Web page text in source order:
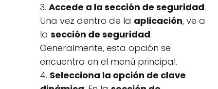
3. Accede a la sección de seguridad:
Una vez dentro de la aplicación, ve a
la sección de seguridad.
Generalmente, esta opción se
encuentra en el menú principal.
4. Selecciona la opción de clave